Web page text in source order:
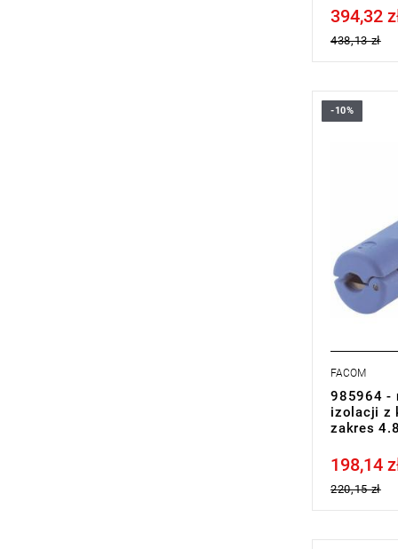
Price tax
394,32
438,13 zł
Zakres: od
-10%
FACOM
985964 -
izolacji z
zakres
Price tax
198,14
220,15 zł